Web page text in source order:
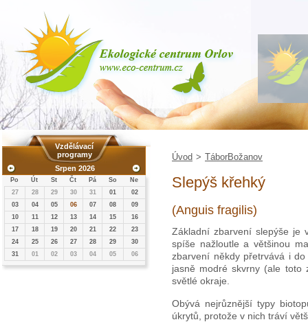
Vzdělávací
programy
Srpen 2026
Po Út St Čt Pá So
Ne
27
28 29 30 31 01
02
03
04 05 06 07 08
09
10
11 12 13 14 15
16
17
18 19 20 21 22
23
24
25 26 27 28 29
30
31
01 02 03 04 05 06
Úvod > TáborBožanov
Slepýš křehký
(Anguis fragilis)
Základní zbarvení slepýše je
spíše nažloutle a většinou
zbarvení někdy přetrvává i
jasně modré skvrny (ale toto
světlé okraje.
Obývá nejrůznější typy
úkrytů, protože v nich tráví